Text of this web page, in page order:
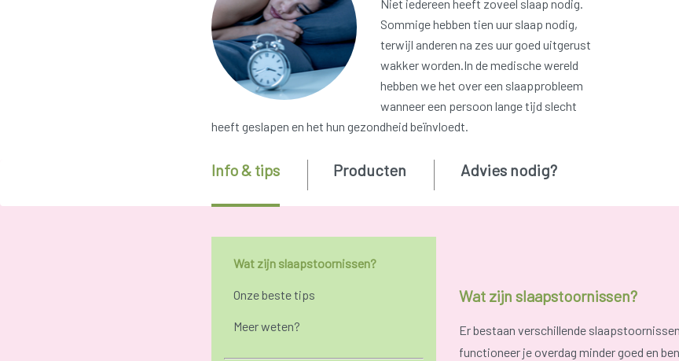
Niet iedereen heeft zoveel slaap nodig.
Sommige hebben tien uur slaap nodig,
terwijl anderen na zes uur goed uitgerust
wakker worden.In de medische wereld
hebben we het over een slaapprobleem
wanneer een persoon lange tijd slecht
heeft geslapen en het hun gezondheid beïnvloedt.
Wat zijn slaapstoornissen?
Onze beste tips
Meer weten?
Info & tips Producten Advies nodig?
Wat zijn slaapstoornissen?
Er bestaan verschillende
functioneer je overdag minder goed en